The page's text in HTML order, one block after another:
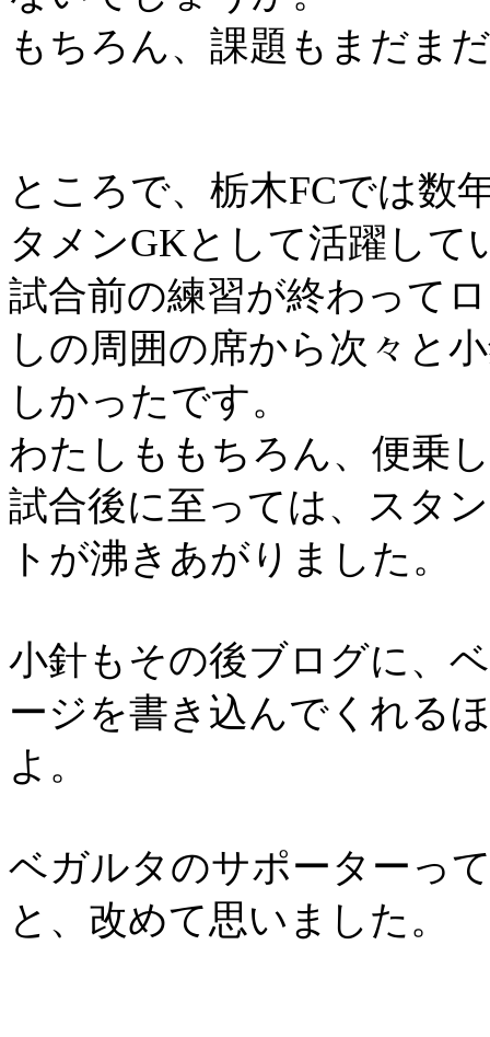
もちろん、課題もまだま
ところで、栃木FCでは数
タメンGKとして活躍して
試合前の練習が終わって
しの周囲の席から次々と
しかったです。
わたしももちろん、便乗
試合後に至っては、スタ
トが沸きあがりました。
小針もその後ブログに、
ージを書き込んでくれる
よ。
ベガルタのサポーターっ
と、改めて思いました。